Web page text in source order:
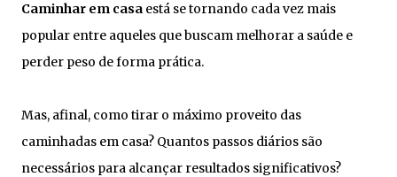
Caminhar em casa está se tornando cada vez mais
popular entre aqueles que buscam melhorar a saúde e
perder peso de forma prática.
Mas, afinal, como tirar o máximo proveito das
caminhadas em casa? Quantos passos diários são
necessários para alcançar resultados significativos?